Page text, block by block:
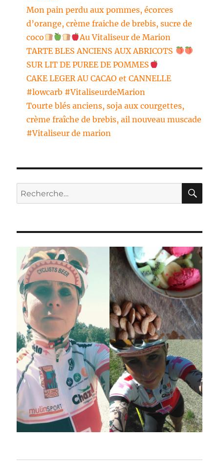
Mon pain perdu aux pommes, écorces
d’orange, crème fraiche de brebis, sucre de
coco
Au Vitaliseur de Marion
TARTE BLES ANCIENS AUX ABRICOTS
SUR LIT DE PUREE DE POMMES
CAKE LEGER AU CACAO et CANNELLE
#lowcarb #VitaliseurdeMarion
Tourte blés anciens, soja aux courgettes,
crème fraîche de brebis, ail nouveau muscade
#Vitaliseur de marion
Recherche
pour :